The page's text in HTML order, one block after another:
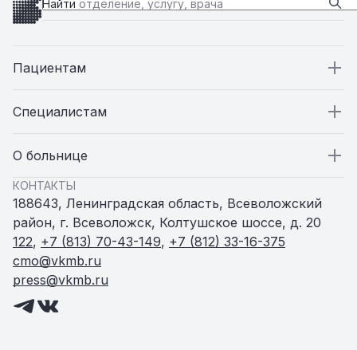
Найти отделение, услугу, врача
Пациентам
Пациентам
Стационар
Амбулатории и ФАПы
Родильный дом
Специалистам
Специалистам
Вакансии
Статьи
О больнице
О больнице
Пресс-служба
Новости
КОНТАКТЫ
188643, Ленинградская область, Всеволожский
район, г. Всеволожск, Колтушское шоссе, д. 20
122, +7 (813) 70-43-149, +7 (812) 33-16-375
cmo@vkmb.ru
press@vkmb.ru